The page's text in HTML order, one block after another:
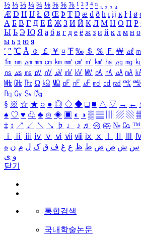
½ ⅓ ⅔ ¼ ¾ ⅛ ⅜ ⅝ ⅞ ¹ ² ³ ⁴ ⁿ ₁ ₂ ₃ ₄
Æ Ð Ħ Ĳ Ł Ø Œ Þ Ŧ Ŋ æ đ ð ħ ı ĳ ĸ ŀ ł ø
А Б В Г Д Е Ё Ж З И Й К Л М Н О П Р
Ы Ь Э Ю Я а б в г д е ё ж з и й к л м н о
ы ь э ю я
′ ″ ℃ Å ￠ ￡ ￥ ¤ ℉ ‰ ＄ ％ Ｆ ￦ ㎕
㎙ ㎚ ㎛ ㎜ ㎝ ㎞ ㎟ ㎠ ㎡ ㎢ ㏊ ㎍ ㎎
㎱ ㎲ ㎳ ㎴ ㎵ ㎶ ㎷ ㎸ ㎹ ㎀ ㎁ ㎂ ㎃
㎒ ㎓ ㎔ Ω ㏀ ㏁ ㎊ ㎋ ㎌ ㏖ ㏅ ㎭ ㎮ ㎯
㏃ ㏉ ㏜ ㏆
§ ※ ☆ ★ ○ ● ◎ ◇ ◆ □ ■ △ ▽ → ←
♠ ♡ ♥ ♧ ♣ ⊙ ◈ ▣ ◐ ◑ ▒ ▤ ▨ ▧
‡ ↕ ↗ ↙ ↖ ↘ ♭ ♩ ♪ ♬ ㉿ ㈜ № ㏇ ™
ⅰ
ⅱ ⅲ ⅳ ⅴ ⅵ ⅶ ⅷ ⅸ ⅹ
س ش ص ض ط ظ ع غ ف ق ک ل م ن ه
و ی
닫기
통합검색
국내학술논문